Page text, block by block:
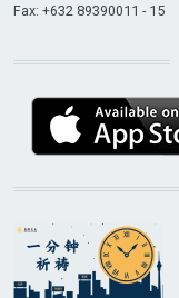
Fax: +632 89390011 - 15